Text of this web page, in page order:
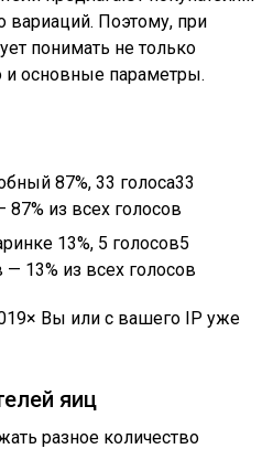
вариаций. Поэтому, при
понимать не только
и основные параметры.
87%, 33 голоса33
87% из всех голосов
13%, 5 голосов5
— 13% из всех голосов
× Вы или с вашего IP уже
яиц
разное количество